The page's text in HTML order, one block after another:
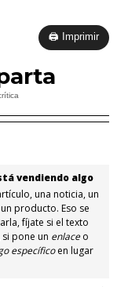
🖨 Imprimir
vendiendo algo
una noticia, un
producto. Eso se
fíjate si el texto
si pone un enlaceo
específicoen lugar